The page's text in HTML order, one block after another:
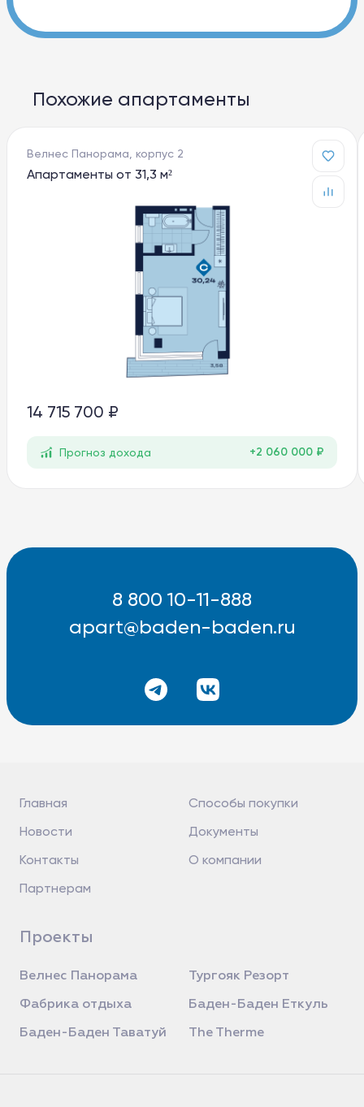
Похожие апартаменты
Велнес Панорама, корпус 2
Апартаменты от 31,3 м²
14 715 700 ₽
Прогноз дохода +2 060 000 ₽
8 800 10-11-888
apart@baden-baden.ru
Главная
Способы покупки
Новости
Документы
Контакты
О компании
Партнерам
Проекты
Велнес Панорама Тургояк Резорт
Фабрика отдыха Баден-Баден Еткуль
Баден-Баден Таватуй The Therme